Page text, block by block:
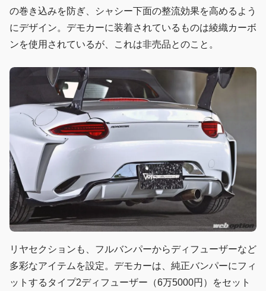
の巻き込みを防ぎ、シャシー下面の整流効果を高めるよう
にデザイン。デモカーに装着されているものは綾織カーボ
ンを使用されているが、これは非売品とのこと。
リヤセクションも、フルバンパーからディフューザーなど
多彩なアイテムを設定。デモカーは、純正バンパーにフィ
ットするタイプ2ディフューザー（6万5000円）をセット